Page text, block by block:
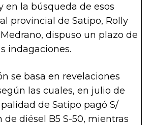
en la búsqueda de esos
provincial de Satipo, Rolly
dispuso un plazo de
indagaciones.
se basa en revelaciones
las cuales, en julio de
de Satipo pagó S/
de diésel B5 S-50, mientras